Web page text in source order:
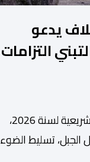
.. ائتلاف يدعو
التزامات
الجبلية
مع اقتراب الاستحقاقات التشريعية لسنة 2026،
الجبل، تسليط الضوء